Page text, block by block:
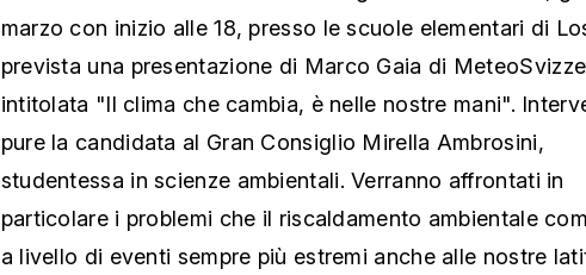
marzo con inizio alle 18, presso le scuole elementari di
prevista una presentazione di Marco Gaia di
intitolata "Il clima che cambia, è nelle nostre mani".
pure la candidata al Gran Consiglio Mirella Ambrosini,
studentessa in scienze ambientali. Verranno affrontati in
particolare i problemi che il riscaldamento ambientale
a livello di eventi sempre più estremi anche alle nostre